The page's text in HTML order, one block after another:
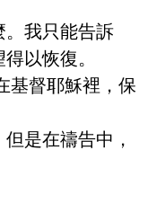
我只能告訴
以恢復。
基督耶穌裡，保
是在禱告中，